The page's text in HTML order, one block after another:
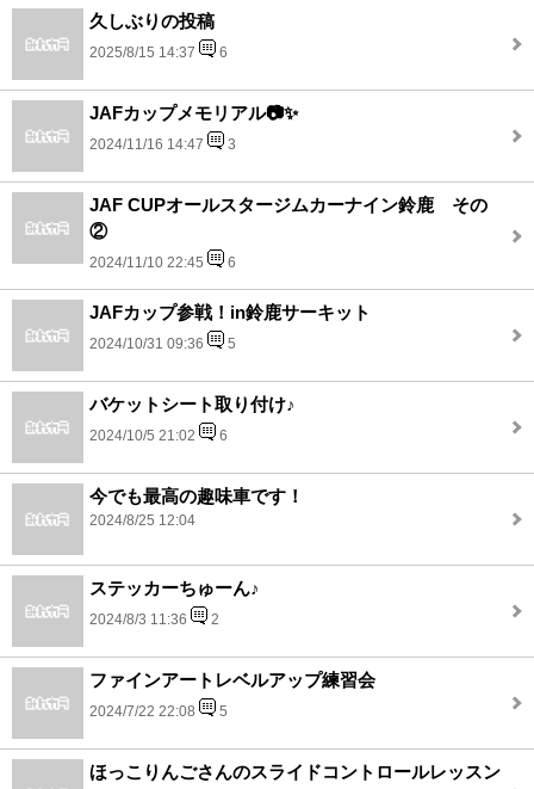
久しぶりの投稿
2025/8/15 14:37 6
JAFカップメモリアル📷✨
2024/11/16 14:47 3
JAF CUPオールスタージムカーナイン鈴鹿 その
②
2024/11/10 22:45 6
JAFカップ参戦！in鈴鹿サーキット
2024/10/31 09:36 5
バケットシート取り付け♪
2024/10/5 21:02 6
今でも最高の趣味車です！
2024/8/25 12:04
ステッカーちゅーん♪
2024/8/3 11:36 2
ファインアートレベルアップ練習会
2024/7/22 22:08 5
ほっこりんごさんのスライドコントロールレッスン